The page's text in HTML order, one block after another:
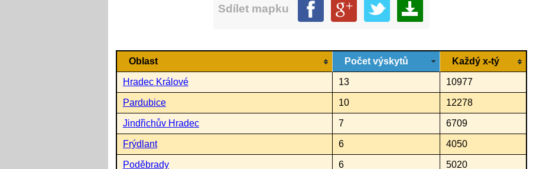
Sdílet mapku
Oblast Počet výskytů Každý x-tý
Hradec Králové 13 10977
Pardubice 10 12278
Jindřichův Hradec 7 6709
Frýdlant 6 4050
Poděbrady 6 5020